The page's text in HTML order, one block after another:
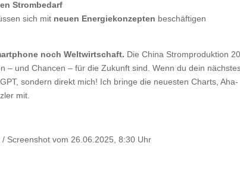
Strombedarf
sich mit neuen Energiekonzepten beschäftigen
noch Weltwirtschaft. Die China Stromproduktion
– und Chancen – für die Zukunft sind. Wenn du dein
sondern direkt mich! Ich bringe die neuesten Charts, Aha-
mit.
Screenshot vom 26.06.2025, 8:30 Uhr